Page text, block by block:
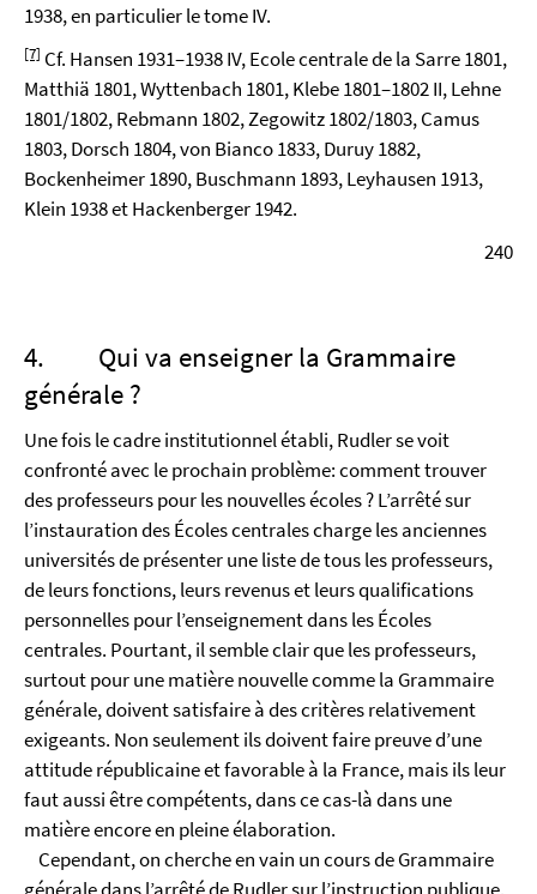
1938, en particulier le tome IV.
[7] Cf. Hansen 1931–1938 IV, Ecole centrale de la Sarre 1801,
Matthiä 1801, Wyttenbach 1801, Klebe 1801–1802 II, Lehne
1801/1802, Rebmann 1802, Zegowitz 1802/1803, Camus
1803, Dorsch 1804, von Bianco 1833, Duruy 1882,
Bockenheimer 1890, Buschmann 1893, Leyhausen 1913,
Klein 1938 et Hackenberger 1942.
240
4. Qui va enseigner la Grammaire
générale ?
Une fois le cadre institutionnel établi, Rudler se voit
confronté avec le prochain problème: comment trouver
des professeurs pour les nouvelles écoles ? L’arrêté sur
l’instauration des Écoles centrales charge les anciennes
universités de présenter une liste de tous les professeurs,
de leurs fonctions, leurs revenus et leurs qualifications
personnelles pour l’enseignement dans les Écoles
centrales. Pourtant, il semble clair que les professeurs,
surtout pour une matière nouvelle comme la Grammaire
générale, doivent satisfaire à des critères relativement
exigeants. Non seulement ils doivent faire preuve d’une
attitude républicaine et favorable à la France, mais ils leur
faut aussi être compétents, dans ce cas-là dans une
matière encore en pleine élaboration.
Cependant, on cherche en vain un cours de Grammaire